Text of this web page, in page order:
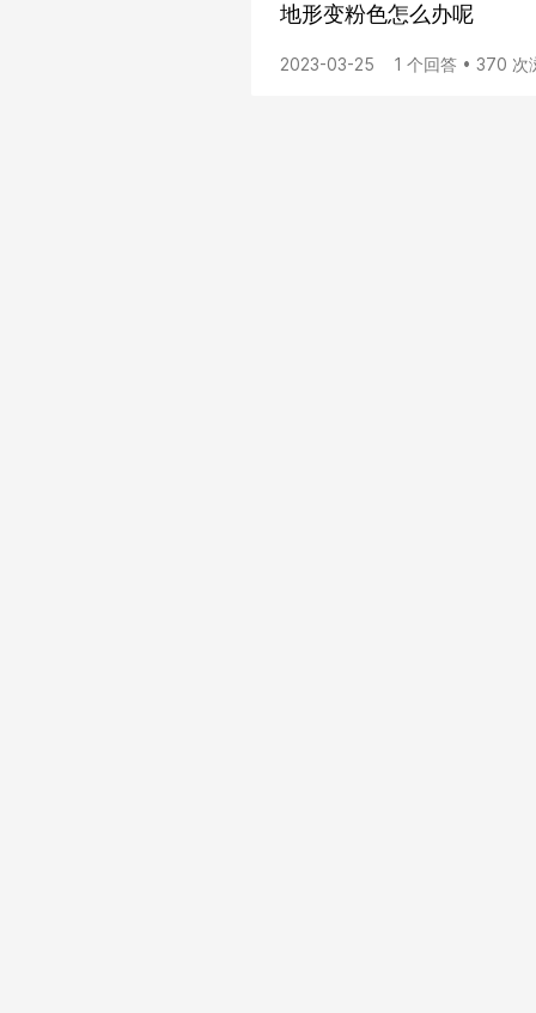
地形变粉色怎么办呢
2023-03-25 1 个回答 • 370 次